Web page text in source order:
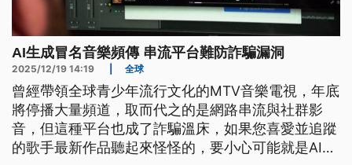
AI生成冒名音樂頻傳 串流平台難防詐騙漏洞
2025/12/19 14:19 全球
曾經帶領全球青少年流行文化的MTV音樂電視，年底
將停播大量頻道，取而代之的是網路串流與社群影
音，但這種平台也成了詐騙溫床，如果您喜愛並追蹤
的歌手最新作品聽起來怪怪的，要小心可能就是AI生